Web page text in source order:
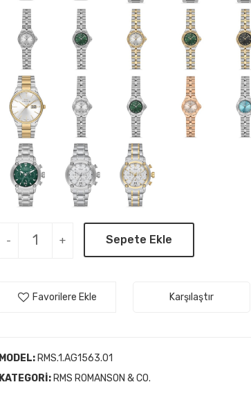
- + Sepete Ekle
Favorilere Ekle Karşılaştır
MODEL: RMS.1.AG1563.01
KATEGORI: RMS ROMANSON & CO.